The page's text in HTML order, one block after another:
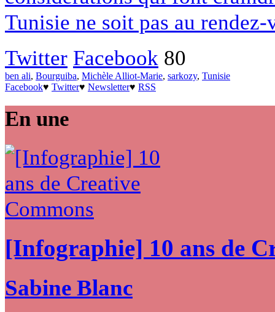
Tunisie ne soit pas au rendez-
Twitter Facebook 80
ben ali, Bourguiba, Michèle Alliot-Marie, sarkozy, Tunisie
Facebook♥ Twitter♥ Newsletter♥ RSS
En une
[Infographie] 10 ans de
Sabine Blanc